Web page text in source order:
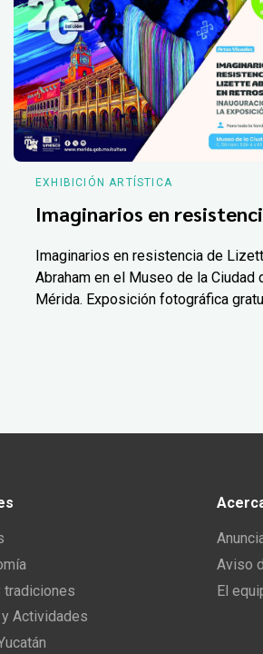
EXHIBICIÓN ARTÍSTICA
Imaginarios en
Imaginarios en resistencia de
Abraham en el Museo de la Ciudad
Mérida. Exposición fotográfica
tradiciones
Actividades
Aviso
El